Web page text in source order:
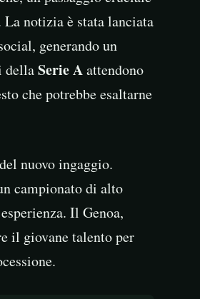
La notizia è stata lanciata
generando un
dellaSerie Aattendono
che potrebbe esaltarne
nuovo ingaggio.
campionato di alto
Il Genoa,
il giovane talento per